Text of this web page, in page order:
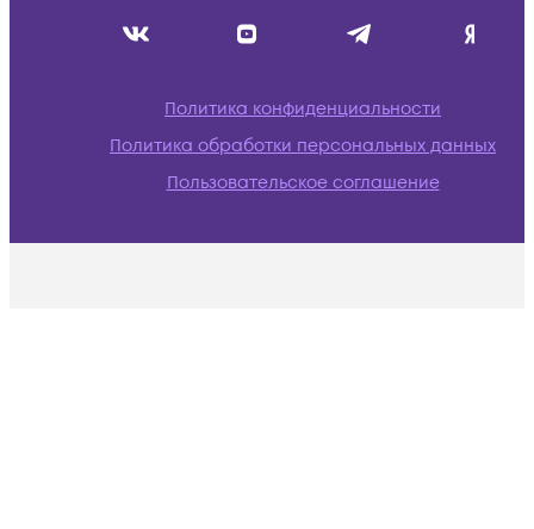
Политика конфиденциальности
Политика обработки персональных данных
Пользовательское соглашение